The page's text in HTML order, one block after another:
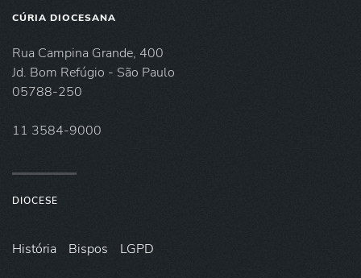
CÚRIA DIOCESANA
Rua Campina Grande, 400
Jd. Bom Refúgio - São Paulo
05788-250
11 3584-9000
DIOCESE
História Bispos LGPD